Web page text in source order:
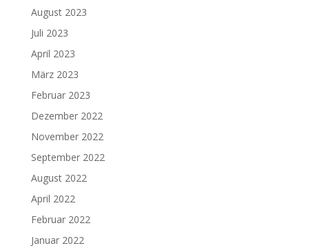
August 2023
Juli 2023
April 2023
März 2023
Februar 2023
Dezember 2022
November 2022
September 2022
August 2022
April 2022
Februar 2022
Januar 2022